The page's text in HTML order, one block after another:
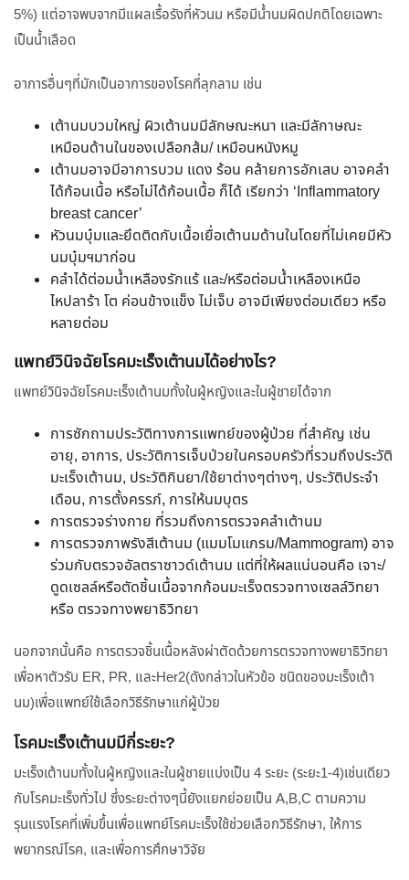
5%) แต่อาจพบจากมีแผลเรื้อรังที่หัวนม หรือมีน้ำนมผิดปกติโดยเฉพาะ
เป็นน้ำเลือด
อาการอื่นๆที่มักเป็นอาการของโรคที่ลุกลาม เช่น
เต้านมบวมใหญ่ ผิวเต้านมมีลักษณะหนา และมีลักาษณะ
เหมือนด้านในของเปลือกส้ม/ เหมือนหนังหมู
เต้านมอาจมีอาการบวม แดง ร้อน คล้ายการอักเสบ อาจคลำ
ได้ก้อนเนื้อ หรือไม่ได้ก้อนเนื้อ ก็ได้ เรียกว่า ‘Inflammatory
breast cancer’
หัวนมบุ๋มและยึดติดกับเนื้อเยื่อเต้านมด้านในโดยที่ไม่เคยมีหัว
นมบุ๋มฯมาก่อน
คลำได้ต่อมน้ำเหลืองรักแร้ และ/หรือต่อมน้ำเหลืองเหนือ
ไหปลาร้า โต ค่อนข้างแข็ง ไม่เจ็บ อาจมีเพียงต่อมเดียว หรือ
หลายต่อม
แพทย์วินิจฉัยโรคมะเร็งเต้านมได้อย่างไร?
แพทย์วินิจฉัยโรคมะเร็งเต้านมทั้งในผู้หญิงและในผู้ชายได้จาก
การซักถามประวัติทางการแพทย์ของผู้ป่วย ที่สำคัญ เช่น
อายุ, อาการ, ประวัติการเจ็บป่วยในครอบครัวที่รวมถึงประวัติ
มะเร็งเต้านม, ประวัติกินยา/ใช้ยาต่างๆต่างๆ, ประวัติประจำ
เดือน, การตั้งครรภ์, การให้นมบุตร
การตรวจร่างกาย ที่รวมถึงการตรวจคลำเต้านม
การตรวจภาพรังสีเต้านม (แมมโมแกรม/Mammogram) อาจ
ร่วมกับตรวจอัลตราซาวด์เต้านม แต่ที่ให้ผลแน่นอนคือ เจาะ/
ดูดเซลล์หรือตัดชิ้นเนื้อจากก้อนมะเร็งตรวจทางเซลล์วิทยา
หรือ ตรวจทางพยาธิวิทยา
นอกจากนั้นคือ การตรวจชิ้นเนื้อหลังผ่าตัดด้วยการตรวจทางพยาธิวิทยา
เพื่อหาตัวรับ ER, PR, และHer2(ดังกล่าวในหัวข้อ ชนิดของมะเร็งเต้า
นม)เพื่อแพทย์ใช้เลือกวิธีรักษาแก่ผู้ป่วย
โรคมะเร็งเต้านมมีกี่ระยะ?
มะเร็งเต้านมทั้งในผู้หญิงและในผู้ชายแบ่งเป็น 4 ระยะ (ระยะ1-4)เช่นเดียว
กับโรคมะเร็งทั่วไป ซึ่งระยะต่างๆนี้ยังแยกย่อยเป็น A,B,C ตามความ
รุนแรงโรคที่เพิ่มขึ้นเพื่อแพทย์โรคมะเร็งใช้ช่วยเลือกวิธีรักษา, ให้การ
พยากรณ์โรค, และเพื่อการศึกษาวิจัย